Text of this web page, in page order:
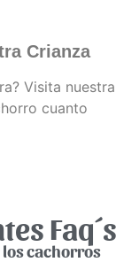
Crianza
Visita nuestra
cuanto
Faq´s
los cachorros